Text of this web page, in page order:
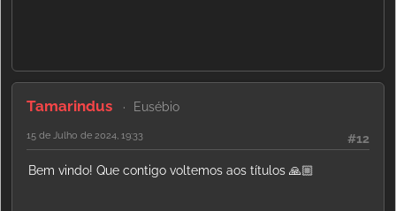
Tamarindus Eusébio
#12
15 de Julho de 2024, 19:33
Bem vindo! Que contigo voltemos aos títulos 🙏🏼